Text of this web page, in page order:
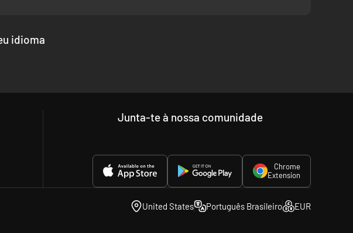
idioma
Junta-te à nossa comunidade
Chrome
Extension
United States Português Brasileiro EUR